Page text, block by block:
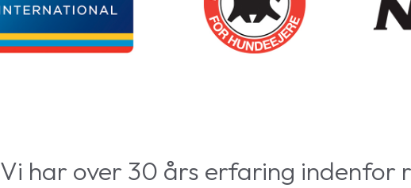
Vi har over 30 års erfaring indenfor